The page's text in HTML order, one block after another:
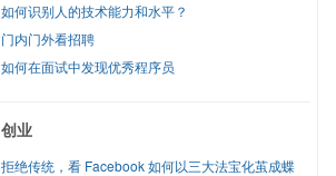
如何识别人的技术能力和水平？
门内门外看招聘
如何在面试中发现优秀程序员
创业
拒绝传统，看 Facebook 如何以三大法宝化茧成蝶